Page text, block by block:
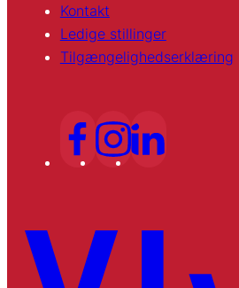
Kontakt
Ledige stillinger
Tilgængelighedserklæring